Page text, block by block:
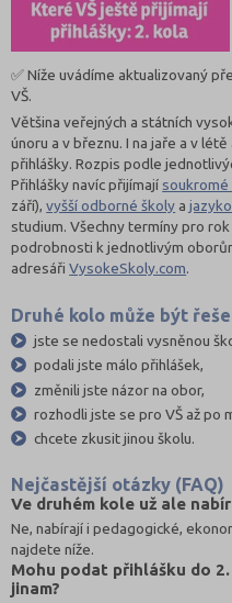
✅ Níže uvádíme aktualizovaný
VŠ.
Většina veřejných a státních
únoru a v březnu. I na jaře a v
přihlášky. Rozpis podle
Přihlášky navíc přijímají
září),vyšší odborné školy a
studium. Všechny termíny pro
podrobnosti k jednotlivým
adresářiVysokeSkoly.com.
Druhé kolo může být
jste se nedostali vysněnou
podali jste málo přihlášek,
změnili jste názor na obor,
rozhodli jste se pro VŠ až po
chcete zkusit jinou školu.
Nejčastější otázky (FAQ)
Ve druhém kole už ale
Ne, nabírají i pedagogické,
najdete níže.
Mohu podat přihlášku do
jinam?